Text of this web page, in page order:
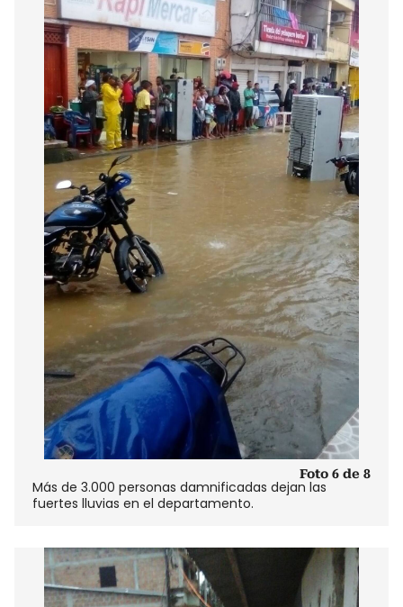
Más de 3.000 personas damnificadas dejan las
fuertes lluvias en el departamento.
Foto 6 de 8